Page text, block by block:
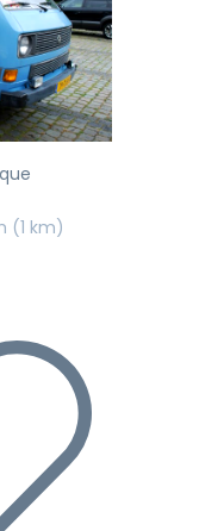
Suivant
(1 km)